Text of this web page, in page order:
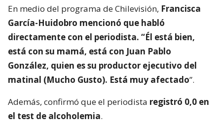
En medio del programa de Chilevisión, Francisca
García-Huidobro mencionó que habló
directamente con el periodista. “Él está bien,
está con su mamá, está con Juan Pablo
González, quien es su productor ejecutivo del
matinal (Mucho Gusto). Está muy afectado”.
Además, confirmó que el periodista registró 0,0 en
el test de alcoholemia.